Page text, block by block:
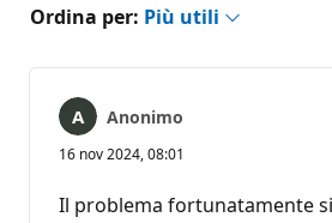
Ordina per: Più utili
Anonimo
16 nov 2024, 08:01
Il problema fortunatamente